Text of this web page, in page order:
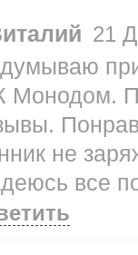
21
Монодом.
не
все